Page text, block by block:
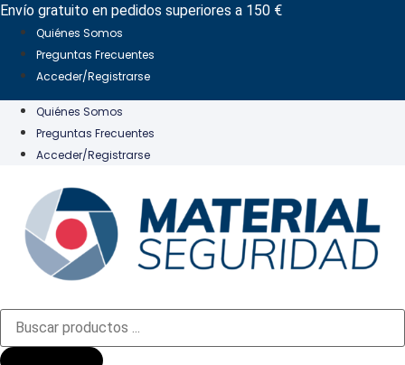
Ir
contenido
Envío gratuito en pedidos superiores a 150 €
Quiénes Somos
Preguntas Frecuentes
Acceder/Registrarse
Quiénes Somos
Preguntas Frecuentes
Acceder/Registrarse
Búsqueda
productos